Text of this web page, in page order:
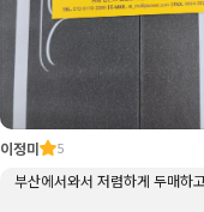
이정미 5
부산에서와서 저렴하게 두매하